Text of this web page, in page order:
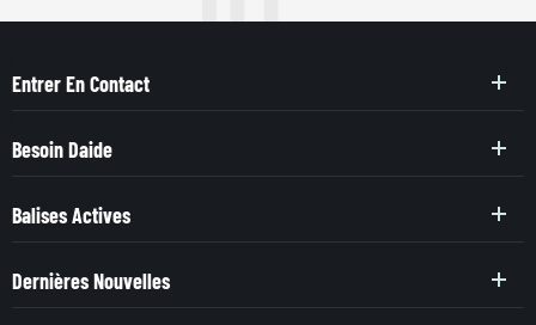
Entrer En Contact
Besoin Daide
Balises Actives
Dernières Nouvelles